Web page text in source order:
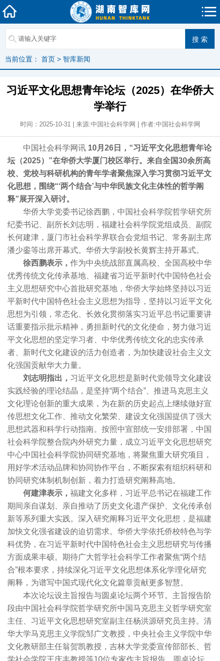
当前位置： 首页 > 智库新闻
习近平文化思想青年论坛（2025）在华侨大
学举行
时间：2025-10-31 | 来源:中国社会科学网 | 作者:中国社会科学网
中国社会科学网讯 10月26日，“习近平文化思想青年论
坛（2025）”在华侨大学厦门校区举行。来自全国30余所高
校、党校与科研机构的青年学者聚焦深入学习贯彻习近平文
化思想，围绕“‘两个结合’与中华民族文化主体性的哲学阐
释”展开深入研讨。
华侨大学党委书记徐西鹏，中国社会科学院哲学研究所
纪委书记、副所长刘志明，福建社会科学院党组成员、副院
长何建津，厦门市社会科学界联合会党组书记、常务副主席
潘少銮等出席开幕式。华侨大学副校长黄辉主持开幕式。
徐西鹏表示， 作为中央统战部直属高校、全国高校中华
优秀传统文化传承基地、福建省习近平新时代中国特色社会
主义思想研究中心首批研究基地，华侨大学始终坚持以习近
平新时代中国特色社会主义思想为指导，坚持以习近平文化
思想为引领，常态化、长效化贯彻落实习近平总书记重要讲
话重要指示批示精神，勇担新时代的文化使命，努力做习近
平文化思想的坚定学习者、中华优秀传统文化的忠实传承
者、新时代文化建设的活力创造者，为加快建设社会主义文
化强国贡献华大力量。
刘志明指出， 习近平文化思想是新时代党领导文化建设
实践经验的理论结晶，是坚持“两个结合”、推进马克思主义
文化理论创新的重大成果，为在新的历史起点上继续做好宣
传思想文化工作、推动文化繁荣、建设文化强国提供了强大
思想武器和科学行动指南。按照中宣部统一安排部署，中国
社会科学院整合院内外研究力量，成立习近平文化思想研究
中心中国社会科学院协同研究基地，将聚焦重大研究项目，
用好学术活动品牌和协同协作平台，不断探索有组织科研和
协同研究体制机制创新，着力打造研究阐释高地。
何建津表示， 福建文化多样，习近平总书记在福建工作
期间亲自谋划、亲自推动了历史文化遗产保护、文化传承创
新等系列重大实践。深入研究阐释习近平文化思想，是福建
加快文化强省建设的迫切需求。华侨大学依托侨校特色与学
科优势，在习近平新时代中国特色社会主义思想研究与传播
方面成果丰硕。期待广大哲学社会科学工作者聚焦“两个结
合”根本要求，持续深化习近平文化思想体系化学理化研究
阐释，为谱写中国式现代化文化篇章贡献更多智慧。
本次论坛设主旨报告与圆桌论坛两个环节。主旨报告阶
段由中国社会科学院哲学研究所中国马克思主义哲学研究室
主任、习近平文化思想研究室副主任杨洪源研究员主持。清
华大学马克思主义学院邹广文教授，中央社会主义学院中华
文化教研部主任翁贺凯教授，吉林大学党委宣传部部长、哲
学社会学院王庆丰教授等10位专家作主旨报告。圆桌论坛